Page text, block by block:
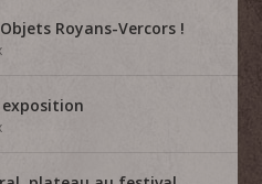
Royans-Vercors !
exposition